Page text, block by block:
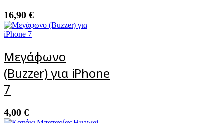
16,90 €
Μεγάφωνο
(Buzzer) για iPhone
7
4,00 €